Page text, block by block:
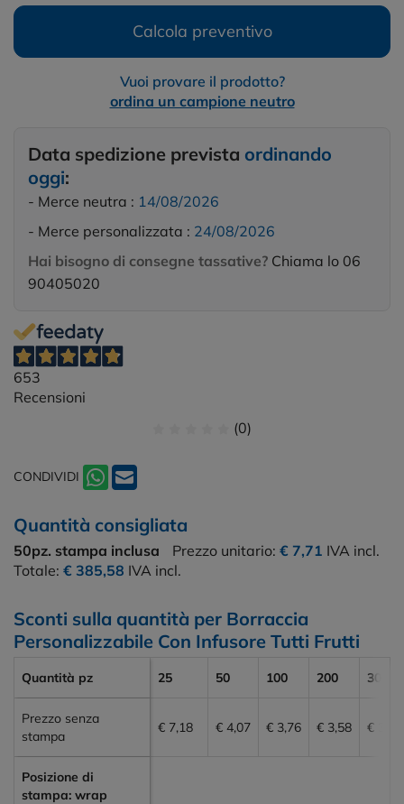
Calcola preventivo
Vuoi provare il prodotto?
ordina un campione neutro
Data spedizione prevista ordinando
oggi:
- Merce neutra : 14/08/2026
- Merce personalizzata : 24/08/2026
Hai bisogno di consegne tassative? Chiama lo 06
90405020
653
Recensioni
(0)
CONDIVIDI
Quantità consigliata
50pz. stampa inclusa Prezzo unitario: € 7,71 IVA incl.
Totale: € 385,58 IVA incl.
Sconti sulla quantità per Borraccia
Personalizzabile Con Infusore Tutti Frutti
Quantità pz 25 50 100 200 300
Prezzo senza
stampa
€ 7,18 € 4,07 € 3,76 € 3,58 € 3,56
Posizione di
stampa: wrap